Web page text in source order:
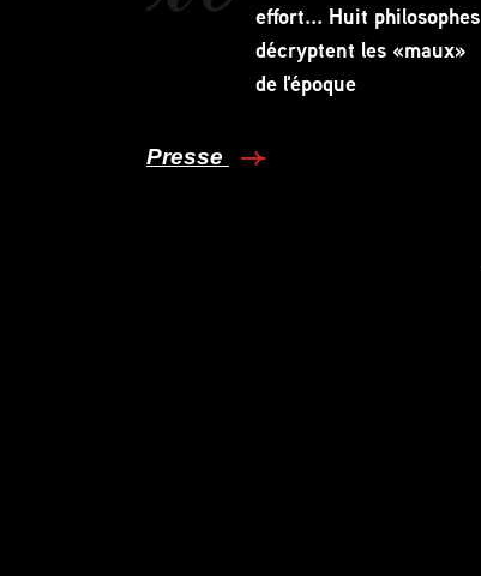
effort... Huit philosophes
décryptent les «maux»
de l'époque
Presse